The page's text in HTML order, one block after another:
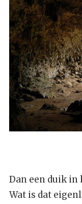
Dan een duik
Wat is dat